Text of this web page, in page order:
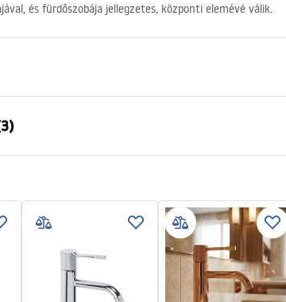
és fürdőszobája jellegzetes, központi elemévé válik.
Króm
Sárgaréz
mm
mm
Chrome plating
faucet.pdf